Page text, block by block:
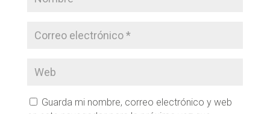
Guarda mi nombre, correo electrónico y web